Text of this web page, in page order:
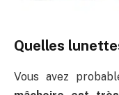
Quelles
Vous avez